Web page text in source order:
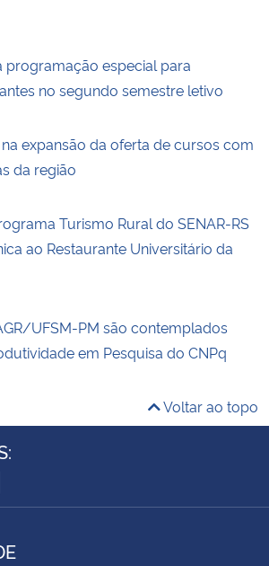
programação especial para
no segundo semestre letivo
expansão da oferta de cursos com
da região
Turismo Rural do SENAR-RS
ao Restaurante Universitário da
UFSM-PM são contemplados
em Pesquisa do CNPq
Voltar ao topo